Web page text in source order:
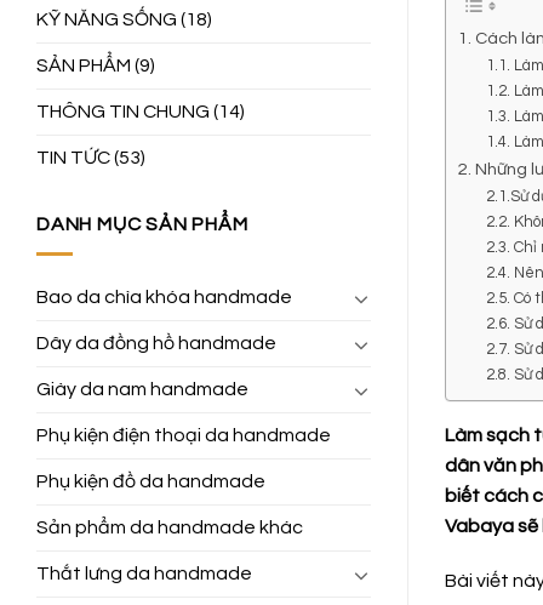
KỸ NĂNG SỐNG (18)
SẢN PHẨM (9)
THÔNG TIN CHUNG (14)
TIN TỨC(53)
DANH MỤC SẢN PHẨM
Bao da chìa khóa handmade
Dây da đồng hồ handmade
Giày da nam handmade
Phụ kiện điện thoại da handmade
Phụ kiện đồ da handmade
Sản phẩm da handmade khác
Thắt lưng da handmade
1. Cách
1.1.
1.2.
1.3.
1.4.
2. Những
2.1.Sử
2.2.
2.3.
2.4.
2.5. Có
2.6. Sử
2.7. Sử
2.8. Sử
Làm sạch
dân văn
biết cách
Vabaya
Bài viết